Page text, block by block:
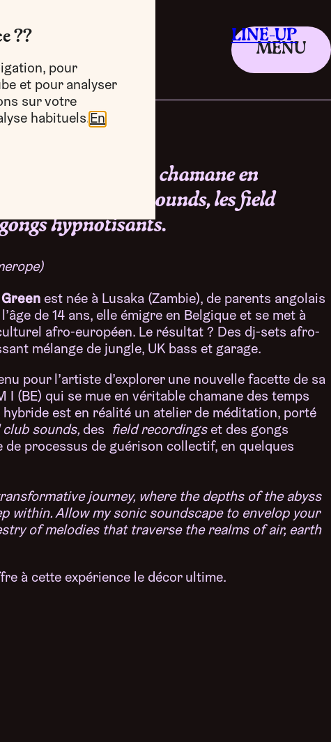
??
pour
et pour analyser
sur votre
habituels. En
LINE-UP
MENU
bruxelloise se fait chamane en
club sounds, les field
hypnotisants.
est née à Lusaka (Zambie), de parents angolais
de 14 ans, elle émigre en Belgique et se met à
afro-européen. Le résultat ? Des dj-sets afro-
mélange de jungle, UK bass et garage.
pour l’artiste d’explorer une nouvelle facette de sa
I (BE) qui se mue en véritable chamane des temps
hybride est en réalité un atelier de méditation, porté
sounds, des field recordingset des gongs
de processus de guérison collectif, en quelques
journey, where the depths of the abyss
within. Allow my sonic soundscape to envelop your
of melodies that traverse the realms of air, earth
à cette expérience le décor ultime.